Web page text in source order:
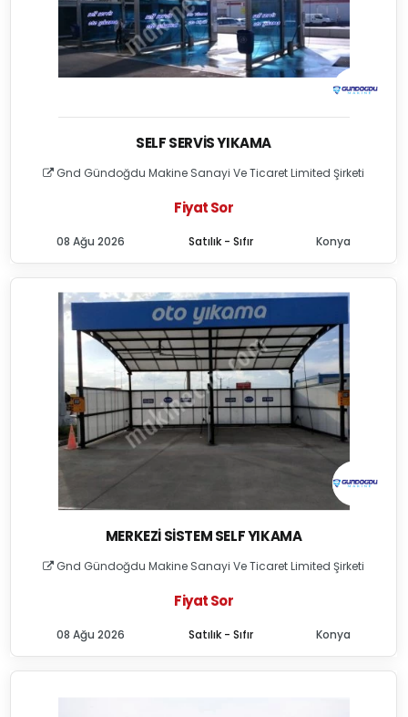
SELF SERVIS YIKAMA
Gnd Gündoğdu Makine Sanayi Ve Ticaret Limited Şirketi
Fiyat Sor
Satılık - Sıfır
08 Ağu 2026 Konya
MERKEZI SISTEM SELF YIKAMA
Gnd Gündoğdu Makine Sanayi Ve Ticaret Limited Şirketi
Fiyat Sor
Satılık - Sıfır
08 Ağu 2026 Konya